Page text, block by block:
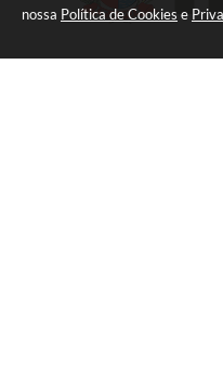
nossa Política de Cookies e